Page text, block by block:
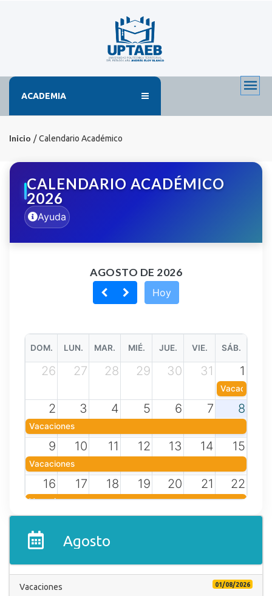
ACADEMIA
Inicio Calendario Académico
CALENDARIO ACADÉMICO
2026
Ayuda
Hoy
AGOSTO DE 2026
DOM. LUN. MAR. MIÉ. JUE. VIE. SÁB.
26 27 28 29 30 31 1
Vacaciones
2 3 4 5 6 7 8
Vacaciones
9 10 11 12 13 14 15
Vacaciones
16 17 18 19 20 21 22
Vacaciones
Vacaciones
Vacaciones
Agosto
Vacaciones 01/08/2026